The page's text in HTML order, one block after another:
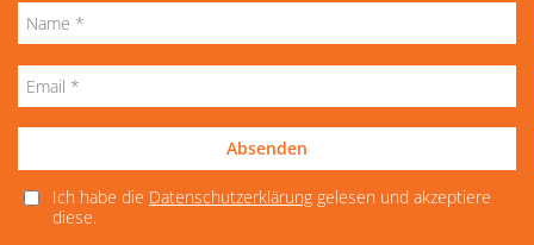
Absenden
Ich habe die Datenschutzerklärunggelesen und akzeptiere
diese.